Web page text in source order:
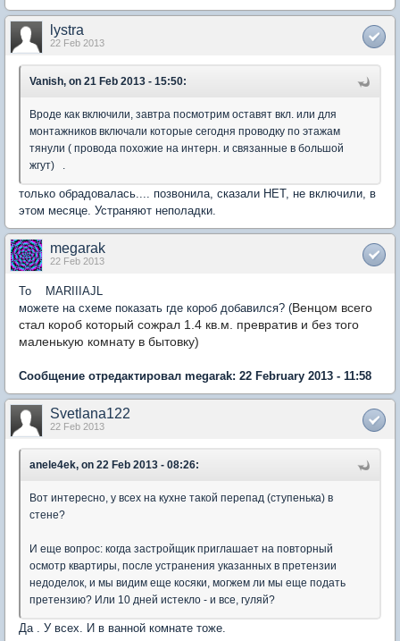
lystra
22 Feb 2013
Vanish, on 21 Feb 2013 - 15:50:
Вроде как включили, завтра посмотрим оставят вкл. или для
монтажников включали которые сегодня проводку по этажам
тянули ( провода похожие на интерн. и связанные в большой
жгут) .
только обрадовалась.... позвонила, сказали НЕТ, не включили, в
этом месяце. Устраняют неполадки.
megarak
22 Feb 2013
To MARIIIAJL
можете на схеме показать где короб добавился? (Венцом всего
стал короб который сожрал 1.4 кв.м. превратив и без того
маленькую комнату в бытовку)
Сообщение отредактировал megarak: 22 February 2013 - 11:58
Svetlana122
22 Feb 2013
anele4ek, on 22 Feb 2013 - 08:26:
Вот интересно, у всех на кухне такой перепад (ступенька) в
стене?
И еще вопрос: когда застройщик приглашает на повторный
осмотр квартиры, после устранения указанных в претензии
недоделок, и мы видим еще косяки, могжем ли мы еще подать
претензию? Или 10 дней истекло - и все, гуляй?
Да . У всех. И в ванной комнате тоже.